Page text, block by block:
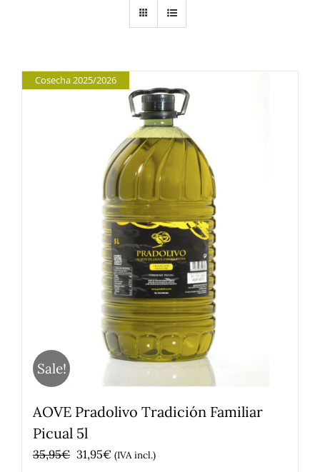
Sale!
Cosecha 2025/2026
AOVE Pradolivo Tradición Familiar
Picual 5l
35,95€ El
31,95€El(IVA incl.)